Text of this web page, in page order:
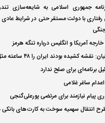
جمهوری اسلامی به شایعه‌سازی
با دولت مستقر حتی در شرایط
آمریکا و انگلیس درباره تنگه هرمز
کشیده بودند ایران را ۴۸ ساعته مثل سوریه بگیرند
برنامه‌ای برای صلح ندارد
ساغر غلامی
پیام نیازمند برای مرتضی پورعلی‌گنجی
انتقال سهمیه سوخت به کارت‌های بانکی